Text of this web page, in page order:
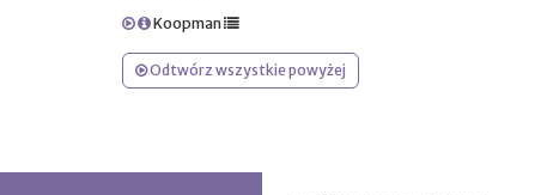
Koopman
Odtwórz wszystkie powyżej